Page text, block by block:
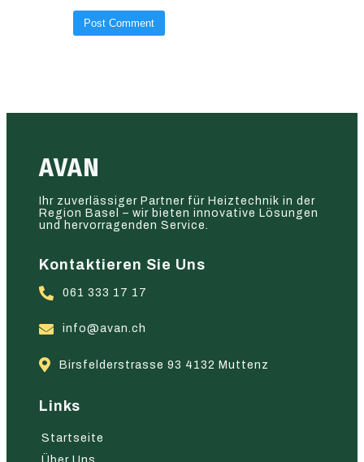
AVAN
Ihr zuverlässiger Partner für Heiztechnik in der
Region Basel – wir bieten innovative Lösungen
und hervorragenden Service.
Kontaktieren Sie Uns
061 333 17 17
info@avan.ch
Birsfelderstrasse 93 4132 Muttenz
Links
Startseite